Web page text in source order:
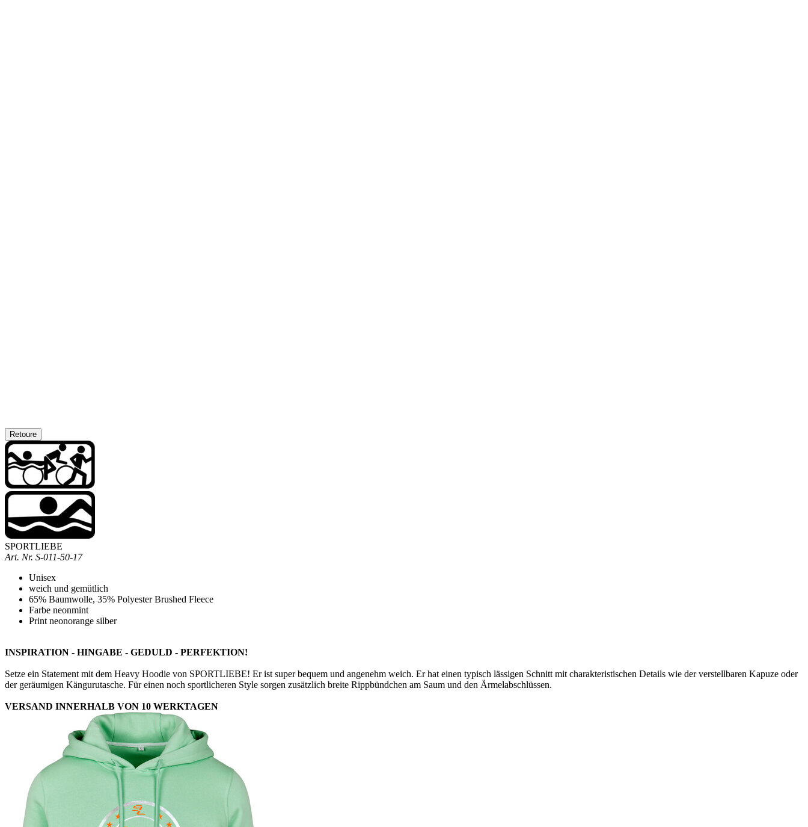
Retoure
SPORTLIEBE
Art. Nr. S-011-50-17
Unisex
weich und gemütlich
65% Baumwolle, 35% Polyester Brushed Fleece
Farbe neonmint
Print neonorange silber
INSPIRATION - HINGABE - GEDULD - PERFEKTION!
Setze ein Statement mit dem Heavy Hoodie von SPORTLIEBE! Er ist super bequem und angenehm weich. Er hat einen typisch lässigen Schnitt mit charakteristischen Details wie der verstellbaren Kapuze oder
der geräumigen Kängurutasche. Für einen noch sportlicheren Style sorgen zusätzlich breite Rippbündchen am Saum und den Ärmelabschlüssen.
VERSAND INNERHALB VON 10 WERKTAGEN